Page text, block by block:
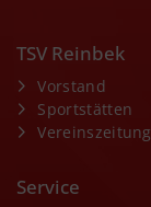
TSV Reinbek
Vorstand
Sportstätten
Vereinszeitung
Service